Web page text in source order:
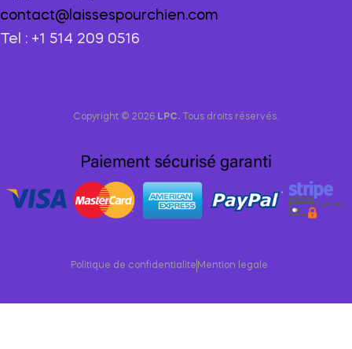
contact@laissespourchien.com
Tel : +1 514 209 0516
Copyright © 2026 LPC. Tous droits réservés.
Politique de confidentialite Mention legale